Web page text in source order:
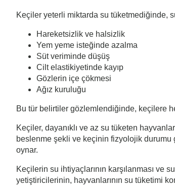
Keçiler yeterli miktarda su tüketmediğinde,
Hareketsizlik ve halsizlik
Yem yeme isteğinde azalma
Süt veriminde düşüş
Cilt elastikiyetinde kayıp
Gözlerin içe çökmesi
Ağız kuruluğu
Bu tür belirtiler gözlemlendiğinde, keçilere
Keçiler, dayanıklı ve az su tüketen
beslenme şekli ve keçinin fizyolojik durumu
oynar.
Keçilerin su ihtiyaçlarının karşılanması ve
yetiştiricilerinin, hayvanlarının su tüketimi